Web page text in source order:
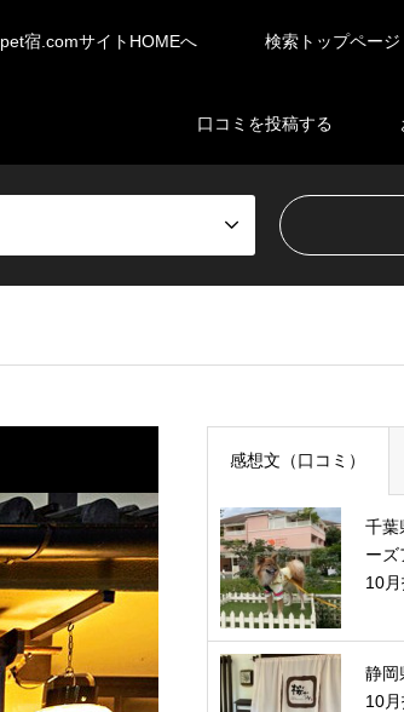
pet宿.comサイトHOMEへ 検索トップページ
口コミを投稿する
感想文（口コミ）
千葉
ーズ
10
静岡
10